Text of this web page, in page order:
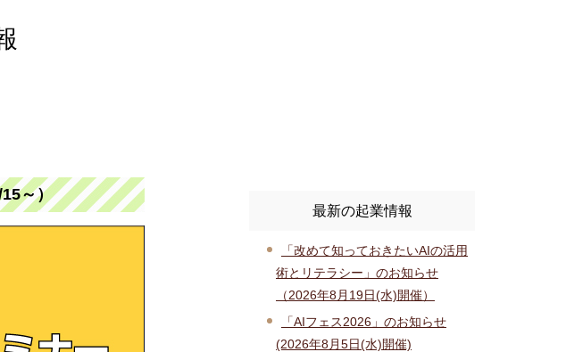
～）
最新の起業情報
「改めて知っておきたいAIの活用
術とリテラシー」のお知らせ
（2026年8月19日(水)開催）
「AIフェス2026」のお知らせ
(2026年8月5日(水)開催)